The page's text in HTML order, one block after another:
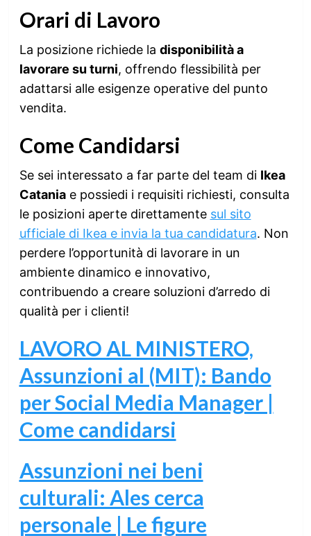
Orari di Lavoro
La posizione richiede la disponibilità a
lavorare su turni, offrendo flessibilità per
adattarsi alle esigenze operative del punto
vendita.
Come Candidarsi
Se sei interessato a far parte del team di Ikea
Cataniae possiedi i requisiti richiesti, consulta
le posizioni aperte direttamente sul sito
ufficiale di Ikea e invia la tua candidatura. Non
perdere l’opportunità di lavorare in un
ambiente dinamico e innovativo,
contribuendo a creare soluzioni d’arredo di
qualità per i clienti!
LAVORO AL MINISTERO,
Assunzioni al (MIT): Bando
per Social Media Manager |
Come candidarsi
Assunzioni nei beni
culturali: Ales cerca
personale | Le figure